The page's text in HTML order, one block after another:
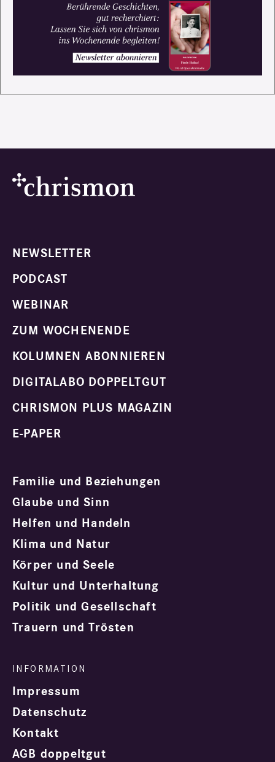
NEWSLETTER
PODCAST
WEBINAR
ZUM WOCHENENDE
KOLUMNEN ABONNIEREN
DIGITALABO DOPPELTGUT
CHRISMON PLUS MAGAZIN
E-PAPER
Familie und Beziehungen
Glaube und Sinn
Helfen und Handeln
Klima und Natur
Körper und Seele
Kultur und Unterhaltung
Politik und Gesellschaft
Trauern und Trösten
Impressum
Datenschutz
Kontakt
AGB doppeltgut